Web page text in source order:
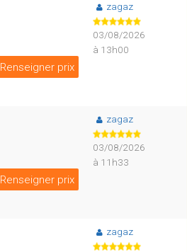
Renseigner prix
zagaz
03/08/2026
à 13h00
Renseigner prix
zagaz
03/08/2026
à 11h33
zagaz